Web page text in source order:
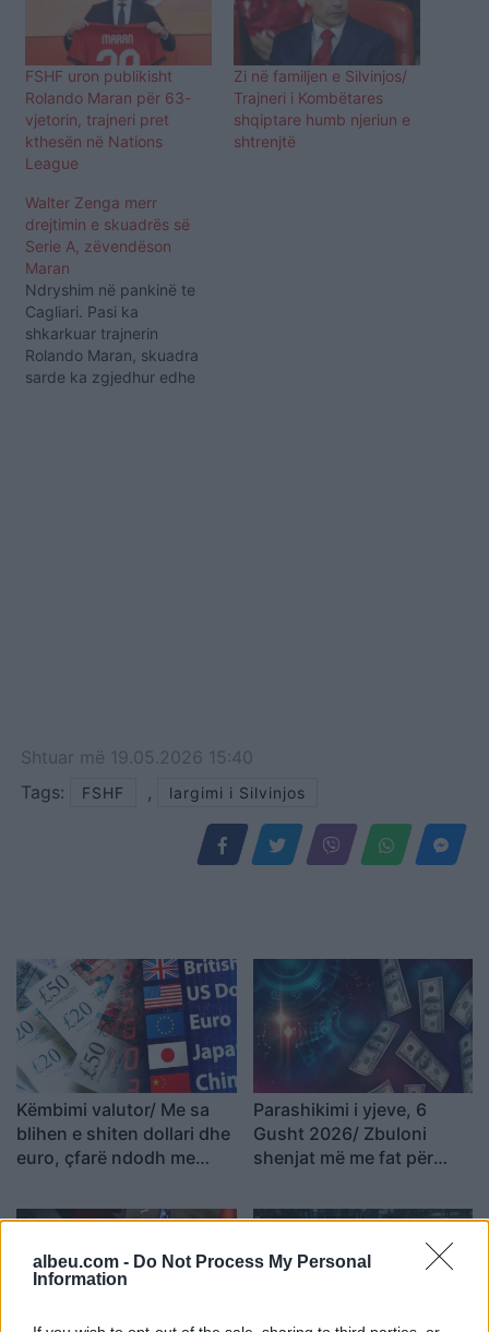
albeu.com - Do Not Process My Personal
Information
FSHF uron publikisht
Rolando Maran për 63-
vjetorin, trajneri pret
kthesën në Nations
League
Zi në familjen e Silvinjos/
Trajneri i Kombëtares
shqiptare humb njeriun e
shtrenjtë
Walter Zenga merr
drejtimin e skuadrës së
Serie A, zëvendëson
Maran
Ndryshim në pankinë te
Cagliari. Pasi ka
shkarkuar trajnerin
Rolando Maran, skuadra
sarde ka zgjedhur edhe
Shtuar më 19.05.2026 15:40
Tags:
FSHF , largimi i Silvinjos
Këmbimi valutor/ Me sa
blihen e shiten dollari dhe
euro, çfarë ndodh me
Parashikimi i yjeve, 6
Gusht 2026/ Zbuloni
shenjat më me fat për